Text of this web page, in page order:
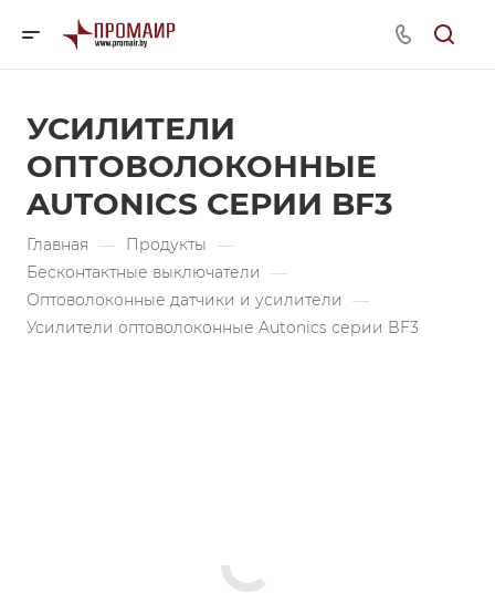
УСИЛИТЕЛИ
ОПТОВОЛОКОННЫЕ
AUTONICS СЕРИИ BF3
Главная — Продукты —
Бесконтактные выключатели —
Оптоволоконные датчики и усилители —
Усилители оптоволоконные Autonics серии BF3